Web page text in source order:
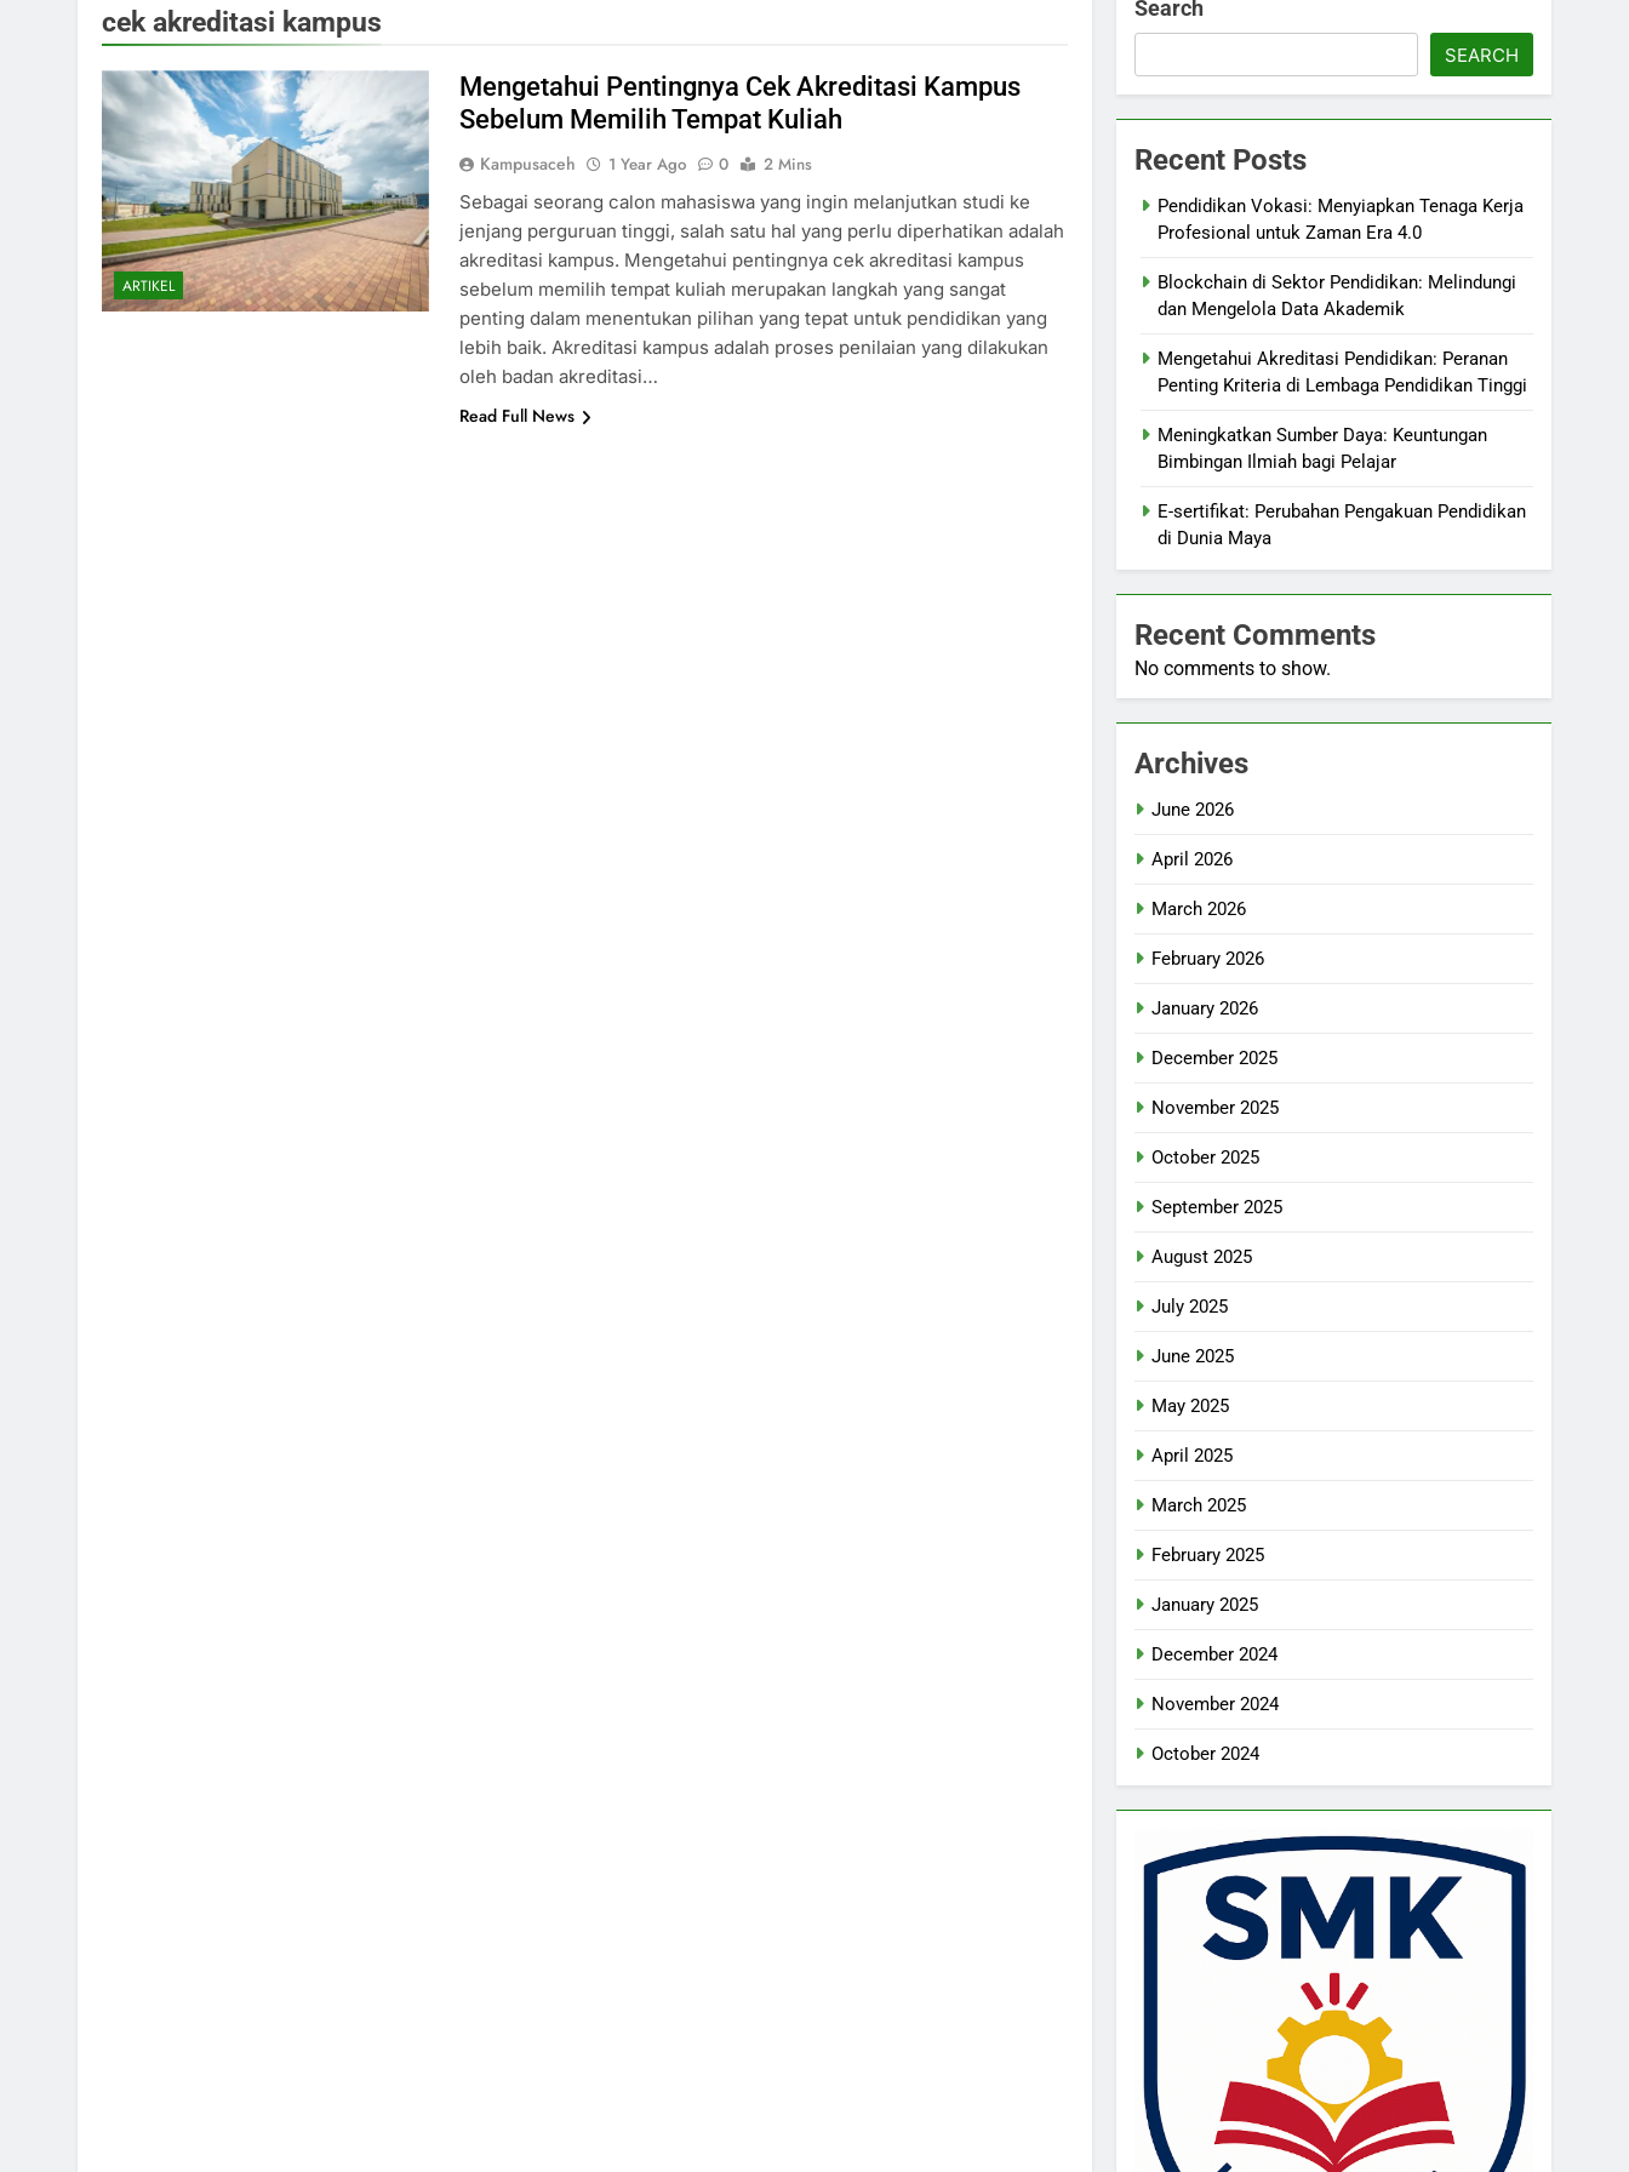
cek akreditasi kampus
ARTIKEL
Mengetahui Pentingnya Cek Akreditasi Kampus
Sebelum Memilih Tempat Kuliah
Kampusaceh 1 Year Ago 0
2 Mins
Sebagai seorang calon mahasiswa yang ingin melanjutkan studi ke
jenjang perguruan tinggi, salah satu hal yang perlu diperhatikan adalah
akreditasi kampus. Mengetahui pentingnya cek akreditasi kampus
sebelum memilih tempat kuliah merupakan langkah yang sangat
penting dalam menentukan pilihan yang tepat untuk pendidikan yang
lebih baik. Akreditasi kampus adalah proses penilaian yang dilakukan
oleh badan akreditasi…
Read Full News
Search
SEARCH
Recent Posts
Pendidikan Vokasi: Menyiapkan Tenaga Kerja
Profesional untuk Zaman Era 4.0
Blockchain di Sektor Pendidikan: Melindungi
dan Mengelola Data Akademik
Mengetahui Akreditasi Pendidikan: Peranan
Penting Kriteria di Lembaga Pendidikan Tinggi
Meningkatkan Sumber Daya: Keuntungan
Bimbingan Ilmiah bagi Pelajar
E-sertifikat: Perubahan Pengakuan Pendidikan
di Dunia Maya
Recent Comments
No comments to show.
Archives
June 2026
April 2026
March 2026
February 2026
January 2026
December 2025
November 2025
October 2025
September 2025
August 2025
July 2025
June 2025
May 2025
April 2025
March 2025
February 2025
January 2025
December 2024
November 2024
October 2024